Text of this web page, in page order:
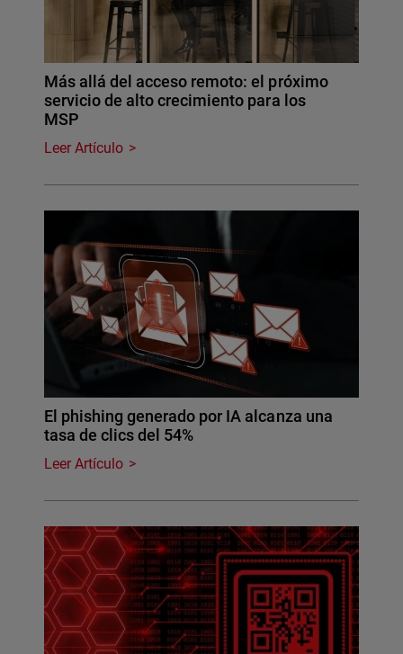
Más allá del acceso remoto: el próximo
servicio de alto crecimiento para los
MSP
Leer Artículo
El phishing generado por IA alcanza una
tasa de clics del 54%
Leer Artículo